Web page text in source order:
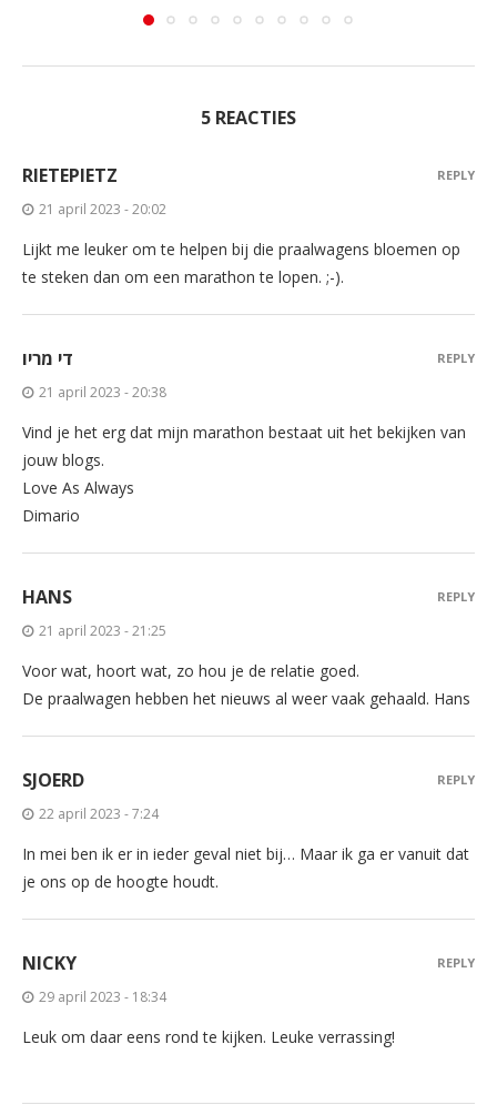
5 REACTIES
RIETEPIETZ
21 april 2023 - 20:02
Lijkt me leuker om te helpen bij die praalwagens bloemen op
te steken dan om een marathon te lopen. ;-).
REPLY
די מריו
21 april 2023 - 20:38
Vind je het erg dat mijn marathon bestaat uit het bekijken van
jouw blogs.
Love As Always
Dimario
REPLY
HANS
21 april 2023 - 21:25
Voor wat, hoort wat, zo hou je de relatie goed.
De praalwagen hebben het nieuws al weer vaak gehaald. Hans
REPLY
SJOERD
22 april 2023 - 7:24
In mei ben ik er in ieder geval niet bij… Maar ik ga er vanuit dat
je ons op de hoogte houdt.
REPLY
NICKY
29 april 2023 - 18:34
Leuk om daar eens rond te kijken. Leuke verrassing!
REPLY